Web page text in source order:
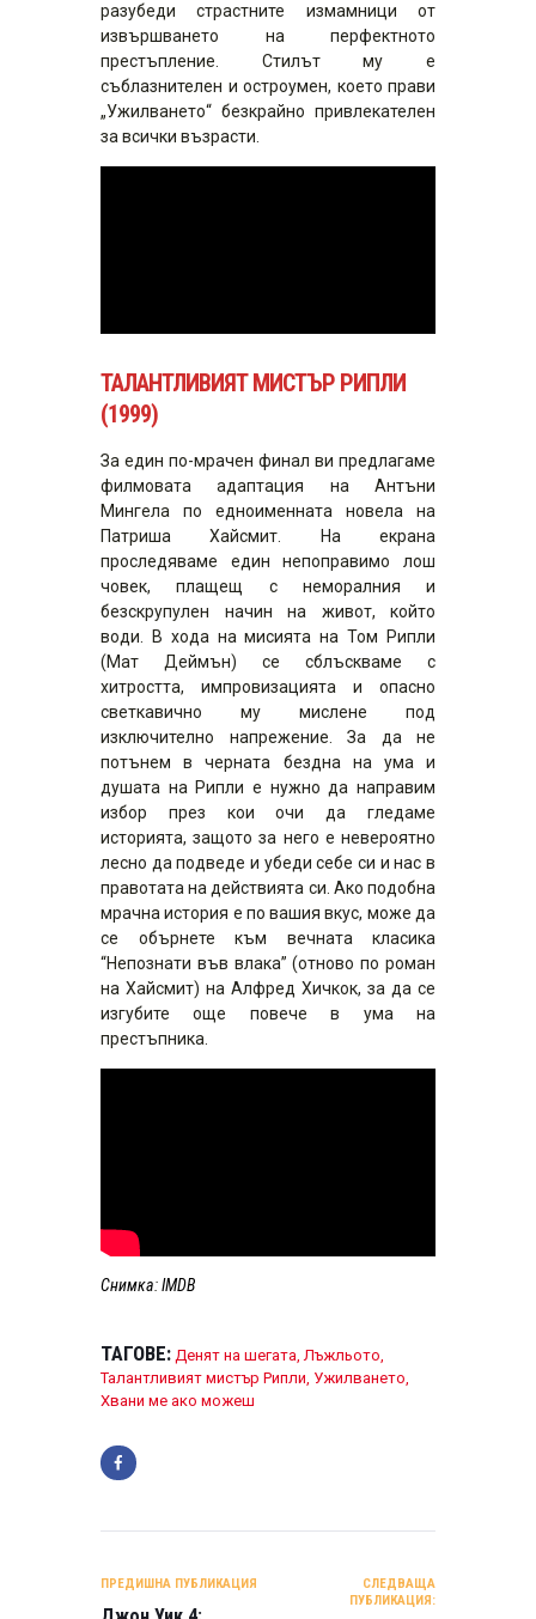
разубеди страстните измамници от
извършването на перфектното
престъпление. Стилът му е
съблазнителен и остроумен, което прави
„Ужилването“ безкрайно привлекателен
за всички възрасти.
ТАЛАНТЛИВИЯТ МИСТЪР РИПЛИ
(1999)
За един по-мрачен финал ви предлагаме
филмовата адаптация на Антъни
Мингела по едноименната новела на
Патриша Хайсмит. На екрана
проследяваме един непоправимо лош
човек, плащещ с неморалния и
безскрупулен начин на живот, който
води. В хода на мисията на Том Рипли
(Мат Деймън) се сблъскваме с
хитростта, импровизацията и опасно
светкавично му мислене под
изключително напрежение. За да не
потънем в черната бездна на ума и
душата на Рипли е нужно да направим
избор през кои очи да гледаме
историята, защото за него е невероятно
лесно да подведе и убеди себе си и нас в
правотата на действията си. Ако подобна
мрачна история е по вашия вкус, може да
се обърнете към вечната класика
“Непознати във влака” (отново по роман
на Хайсмит) на Алфред Хичкок, за да се
изгубите още повече в ума на
престъпника.
Снимка:IMDB
ТАГОВЕ: Денят на шегата Лъжльото
Талантливият мистър Рипли Ужилването
Хвани ме ако можеш
ПРЕДИШНА ПУБЛИКАЦИЯ
СЛЕДВАЩА
ПУБЛИКАЦИЯ: